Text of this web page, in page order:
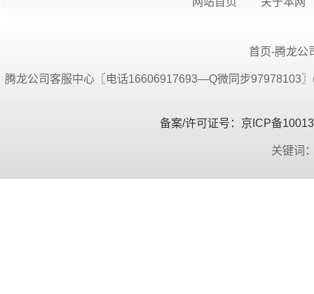
首页-腾龙公
腾龙公司客服中心〖电话16606917693—Q微同步97978103
备案/许可证号：京ICP备
关键词